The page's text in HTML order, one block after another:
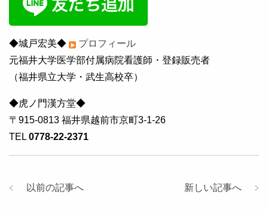
◆城戸宏美◆
プロフィール
元福井大学医学部付属病院看護師・登録販売者
（福井県立大学・武生高校卒）
◆虎ノ門漢方堂◆
〒915-0813 福井県越前市京町3-1-26
TEL 0778-22-2371
新しい記事へ
以前の記事へ